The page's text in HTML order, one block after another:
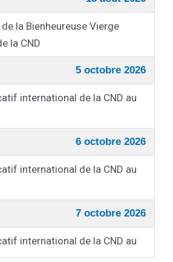
la Bienheureuse Vierge
la CND
5 octobre 2026
international de la CND au
6 octobre 2026
international de la CND au
7 octobre 2026
international de la CND au